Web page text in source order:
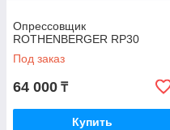
Опрессовщик
ROTHENBERGER RP30
Под заказ
64 000 ₸
Купить